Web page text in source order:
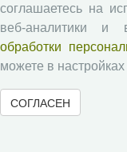
Правила для
Типовой
Публикационная
Авторские права
соглашаетесь на
веб-аналитики и
обработки
можете в
СОГЛАСЕН